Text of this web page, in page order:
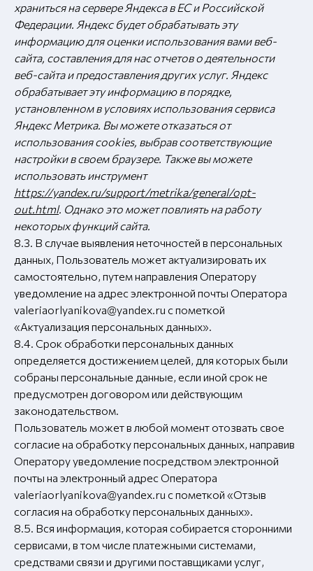
храниться на сервере Яндекса в ЕС и Российской
Федерации. Яндекс будет обрабатывать эту
информацию для оценки использования вами веб-
сайта, составления для нас отчетов о деятельности
веб-сайта и предоставления других услуг. Яндекс
обрабатывает эту информацию в порядке,
установленном в условиях использования сервиса
Яндекс Метрика. Вы можете отказаться от
использования cookies, выбрав соответствующие
настройки в своем браузере. Также вы можете
использовать инструмент
https://yandex.ru/support/metrika/general/opt-
out.html. Однако это может повлиять на работу
некоторых функций сайта.
8.3. В случае выявления неточностей в персональных
данных, Пользователь может актуализировать их
самостоятельно, путем направления Оператору
уведомление на адрес электронной почты Оператора
valeriaorlyanikova@yandex.ru с пометкой
«Актуализация персональных данных».
8.4. Срок обработки персональных данных
определяется достижением целей, для которых были
собраны персональные данные, если иной срок не
предусмотрен договором или действующим
законодательством.
Пользователь может в любой момент отозвать свое
согласие на обработку персональных данных, направив
Оператору уведомление посредством электронной
почты на электронный адрес Оператора
valeriaorlyanikova@yandex.ru с пометкой «Отзыв
согласия на обработку персональных данных».
8.5. Вся информация, которая собирается сторонними
сервисами, в том числе платежными системами,
средствами связи и другими поставщиками услуг,